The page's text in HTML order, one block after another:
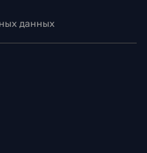
данных